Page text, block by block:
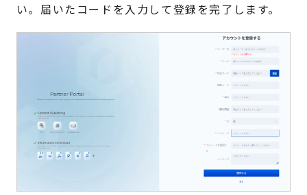
い。届いたコードを入力して登録を完了します。